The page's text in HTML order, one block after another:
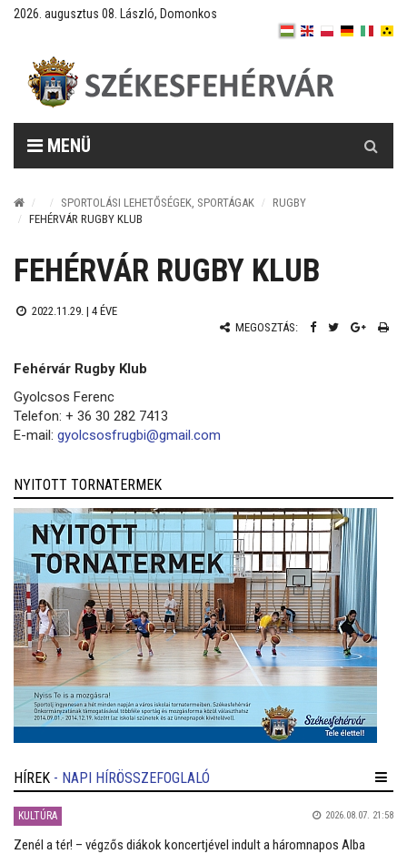
2026. augusztus 08. László, Domonkos
MENÜ
SPORTOLÁSI LEHETŐSÉGEK, SPORTÁGAK
RUGBY
FEHÉRVÁR RUGBY KLUB
FEHÉRVÁR RUGBY KLUB
2022.11.29. | 4 ÉVE
MEGOSZTÁS:
Fehérvár Rugby Klub
Gyolcsos Ferenc
Telefon: + 36 30 282 7413
E-mail: gyolcsosfrugbi@gmail.com
NYITOTT TORNATERMEK
HÍREK - NAPI HÍRÖSSZEFOGLALÓ
KULTÚRA 2026.08.07. 21:58
Zenél a tér! – végzős diákok koncertjével indult a háromnapos Alba